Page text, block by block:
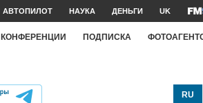
АВТОПИЛОТ НАУКА ДЕНЬГИ UK
КОНФЕРЕНЦИИ ПОДПИСКА
RU